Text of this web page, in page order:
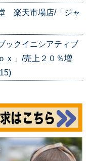
楽天市場店/「ジャ
ックイニシアティブ
ｘ」/売上２０％増